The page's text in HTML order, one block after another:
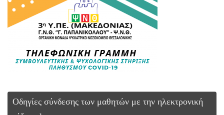
Οδηγίες σύνδεσης των μαθητών με την ηλεκτρονική